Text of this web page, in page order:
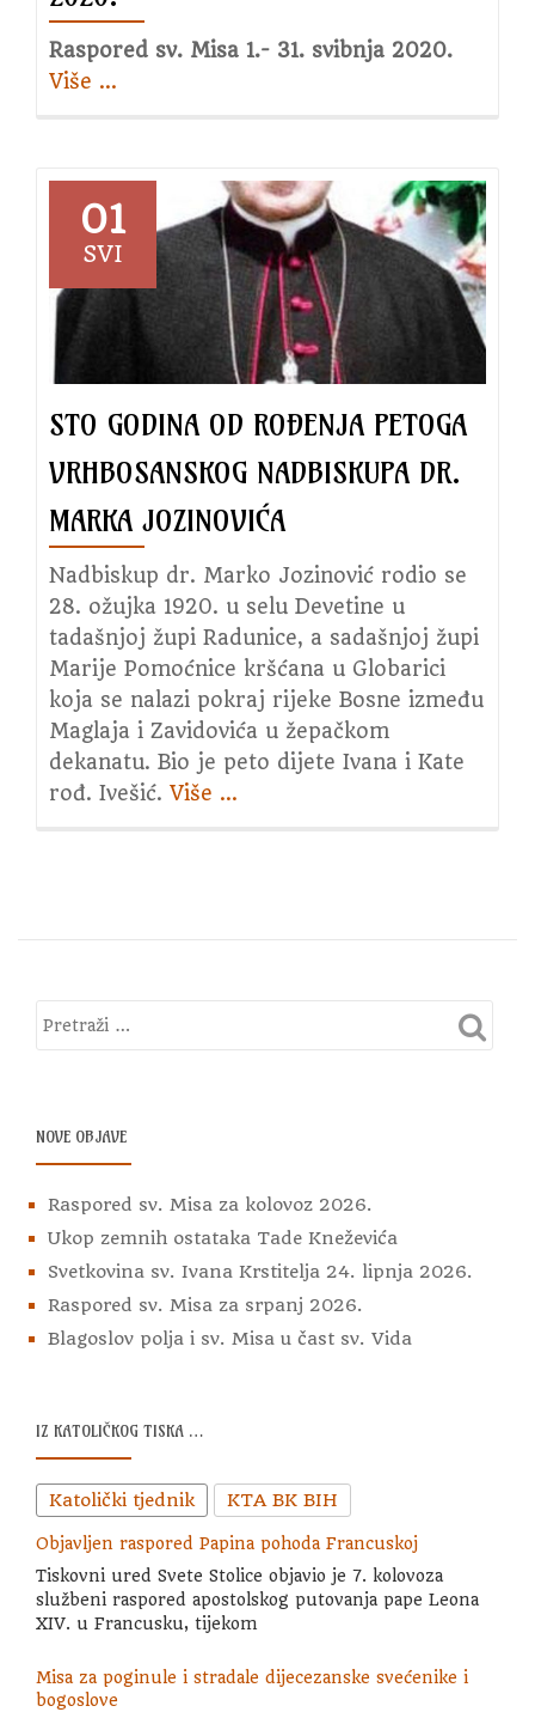
Raspored sv. Misa 1.- 31. svibnja 2020.
Više about
za
svibanj
2020.
…
01
SVI
STO GODINA OD ROĐENJA PETOGA
VRHBOSANSKOG NADBISKUPA DR.
MARKA JOZINOVIĆA
Nadbiskup dr. Marko Jozinović rodio se
28. ožujka 1920. u selu Devetine u
tadašnjoj župi Radunice, a sadašnjoj župi
Marije Pomoćnice kršćana u Globarici
koja se nalazi pokraj rijeke Bosne između
Maglaja i Zavidovića u žepačkom
dekanatu. Bio je peto dijete Ivana i Kate
rođ. Ivešić. Više about
…
NOVE OBJAVE
Raspored sv. Misa za kolovoz 2026.
Ukop zemnih ostataka Tade Kneževića
Svetkovina sv. Ivana Krstitelja 24. lipnja 2026.
Raspored sv. Misa za srpanj 2026.
Blagoslov polja i sv. Misa u čast sv. Vida
IZ KATOLIČKOG TISKA …
Katolički tjednik KTA BK BIH
Objavljen raspored Papina pohoda Francuskoj
Tiskovni ured Svete Stolice objavio je 7. kolovoza
službeni raspored apostolskog putovanja pape Leona
XIV. u Francusku, tijekom
Misa za poginule i stradale dijecezanske svećenike i
bogoslove